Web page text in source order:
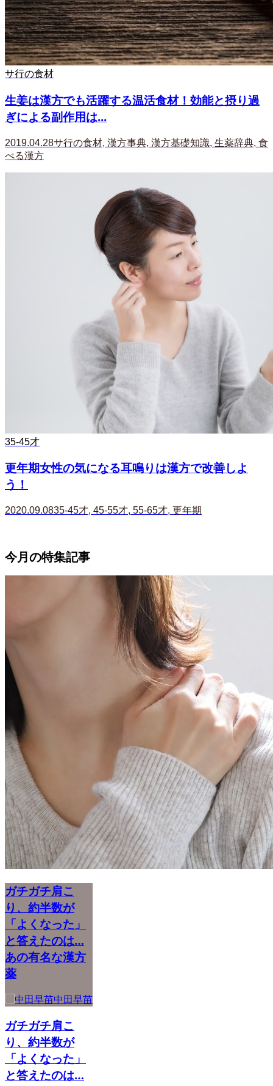
サ行の食材
生姜は漢方でも活躍する温活食材！効能と摂り過
ぎによる副作用は...
2019.04.28サ行の食材, 漢方事典, 漢方基礎知識, 生薬辞典, 食
べる漢方
35-45才
更年期女性の気になる耳鳴りは漢方で改善しよ
う！
2020.09.0835-45才, 45-55才, 55-65才, 更年期
今月の特集記事
ガチガチ肩こ
り、約半数が
「よくなった」
と答えたのは…
あの有名な漢方
薬
中田早苗
ガチガチ肩こ
り、約半数が
「よくなった」
と答えたのは…